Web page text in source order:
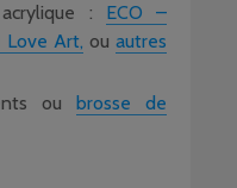
: ECO –
Love Art, ouautres
ou brosse de